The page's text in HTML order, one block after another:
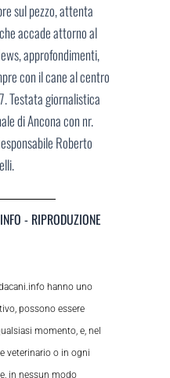
sul pezzo, attenta
accade attorno al
approfondimenti,
con il cane al centro
Testata giornalistica
di Ancona con nr.
Roberto
- RIPRODUZIONE
hanno uno
possono essere
momento, e, nel
veterinario o in ogni
in nessun modo